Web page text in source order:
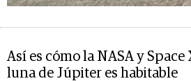
Así es cómo la NASA y
luna de Júpiter es habitable